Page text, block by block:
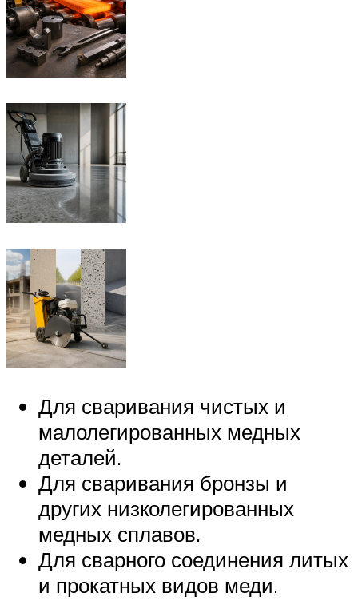
Для сваривания чистых и
малолегированных медных
деталей.
Для сваривания бронзы и
других низколегированных
медных сплавов.
Для сварного соединения литых
и прокатных видов меди.